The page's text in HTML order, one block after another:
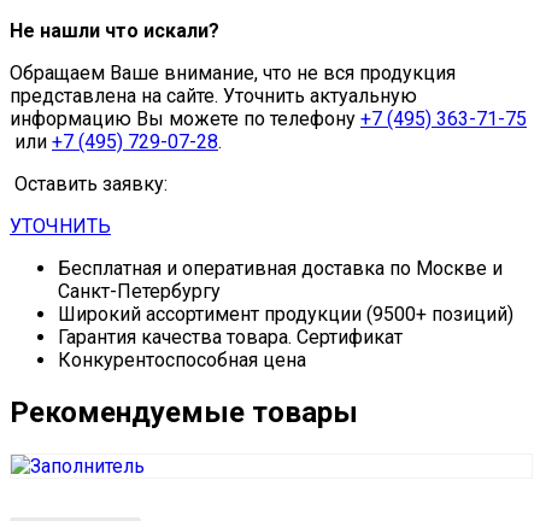
Не нашли что искали?
Обращаем Ваше внимание, что не вся продукция
представлена на сайте. Уточнить актуальную
информацию Вы можете по телефону +7 (495) 363-71-75
или +7 (495) 729-07-28.
Оставить заявку:
УТОЧНИТЬ
Бесплатная и оперативная доставка по Москве и
Санкт-Петербургу
Широкий ассортимент продукции (9500+ позиций)
Гарантия качества товара. Сертификат
Конкурентоспособная цена
Рекомендуемые товары